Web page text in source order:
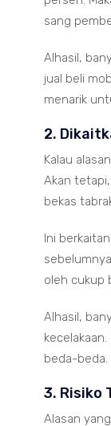
sang
Alhasil,
jual beli
menarik
2.
Kalau
Akan
bekas
Ini
oleh cukup
Alhasil,
beda-beda.
3. Risiko
Alasan